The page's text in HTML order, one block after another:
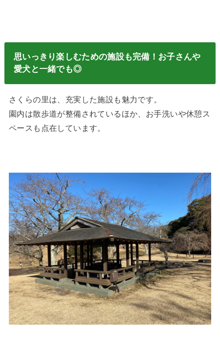
思いっきり楽しむための施設も完備！お子さんや
愛犬と一緒でも◎
さくらの里は、充実した施設も魅力です。
園内は散歩道が整備されているほか、お手洗いや休憩ス
ペースも点在しています。